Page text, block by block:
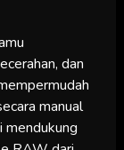
dan
manual
mendukung